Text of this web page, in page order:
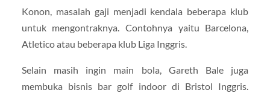
Konon, masalah gaji menjadi kendala beberapa klub
untuk mengontraknya. Contohnya yaitu Barcelona,
Atletico atau beberapa klub Liga Inggris.
Selain masih ingin main bola, Gareth Bale juga
membuka bisnis bar golf indoor di Bristol Inggris.